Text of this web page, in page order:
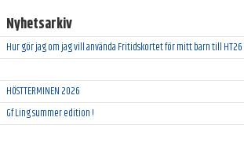
Nyhetsarkiv
Hur gör jag om jag vill använda Fritidskortet för mitt barn till HT26
HÖSTTERMINEN 2026
Gf Ling summer edition !